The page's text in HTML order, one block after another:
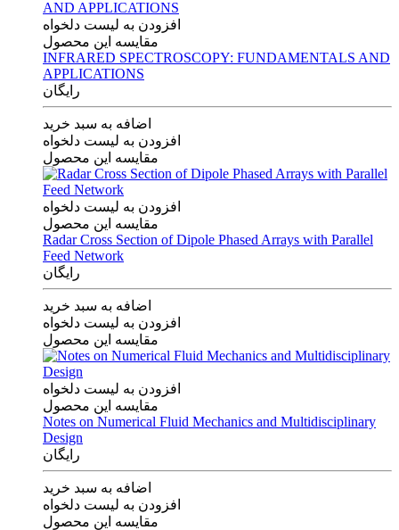
افزودن به لیست دلخواه
مقایسه این محصول
INFRARED SPECTROSCOPY: FUNDAMENTALS AND
APPLICATIONS
رایگان
اضافه به سبد خرید
افزودن به لیست دلخواه
مقایسه این محصول
افزودن به لیست دلخواه
مقایسه این محصول
Radar Cross Section of Dipole Phased Arrays with Parallel
Feed Network
رایگان
اضافه به سبد خرید
افزودن به لیست دلخواه
مقایسه این محصول
افزودن به لیست دلخواه
مقایسه این محصول
Notes on Numerical Fluid Mechanics and Multidisciplinary
Design
رایگان
اضافه به سبد خرید
افزودن به لیست دلخواه
مقایسه این محصول